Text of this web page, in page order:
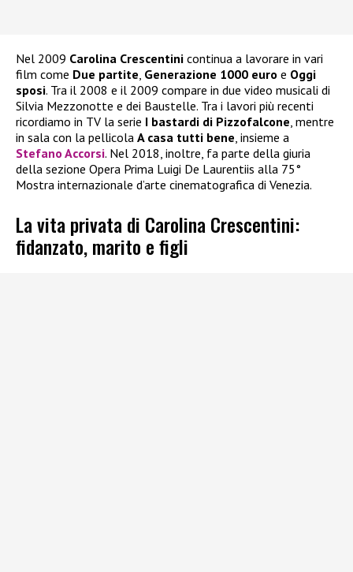
Nel 2009 Carolina Crescentini continua a lavorare in vari
film come Due partite Generazione 1000 euro e Oggi
sposi. Tra il 2008 e il 2009 compare in due video musicali di
Silvia Mezzonotte e dei Baustelle. Tra i lavori più recenti
ricordiamo in TV la serie I bastardi di Pizzofalcone , mentre
in sala con la pellicola A casa tutti bene , insieme a
Stefano Accorsi. Nel 2018, inoltre, fa parte della giuria
della sezione Opera Prima Luigi De Laurentiis alla 75°
Mostra internazionale d’arte cinematografica di Venezia.
La vita privata di Carolina Crescentini:
fidanzato, marito e figli